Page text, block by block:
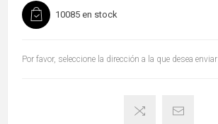
10085 en stock
Por favor, seleccione la dirección a la que desea enviar